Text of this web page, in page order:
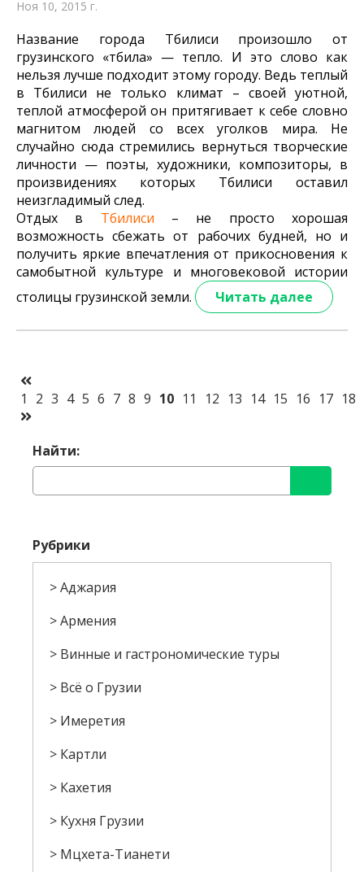
Ноя 10, 2015 г.
Название города Тбилиси произошло от
грузинского «тбила» — тепло. И это слово как
нельзя лучше подходит этому городу. Ведь теплый
в Тбилиси не только климат – своей уютной,
теплой атмосферой он притягивает к себе словно
магнитом людей со всех уголков мира. Не
случайно сюда стремились вернуться творческие
личности — поэты, художники, композиторы, в
произвидениях которых Тбилиси оставил
неизгладимый след.
Отдых в Тбилиси
– не просто хорошая
возможность сбежать от рабочих будней, но и
получить яркие впечатления от прикосновения к
самобытной культуре и многовековой истории
столицы грузинской земли.
Читать далее
1 2 3 4 5 6 7 8 9 10 11 12 13 14 15 16 17 18
Найти:
Рубрики
Аджария
Армения
Винные и гастрономические туры
Всё о Грузии
Имеретия
Картли
Кахетия
Кухня Грузии
Мцхета-Тианети